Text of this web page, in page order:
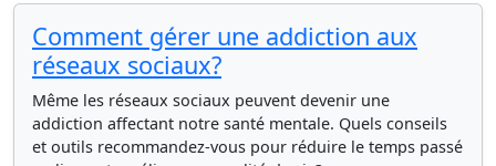
Comment gérer une addiction aux
réseaux sociaux?
Même les réseaux sociaux peuvent devenir une
addiction affectant notre santé mentale. Quels conseils
et outils recommandez-vous pour réduire le temps passé